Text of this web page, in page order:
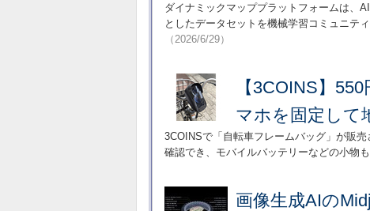
ダイナミックマッププラットフォームは、
としたデータセットを機械学習コミュニテ
（2026/6/29）
【3COINS】
マホを固定して
3COINSで「自転車フレームバッグ」が販
確認でき、モバイルバッテリーなどの小物
画像生成AIの